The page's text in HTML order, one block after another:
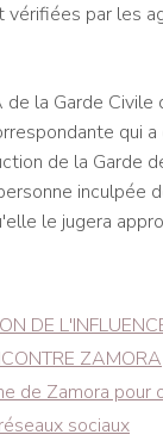
vérifiées par les
de la Garde Civile
qui
de la Garde
inculpée
le jugera
DE
ZAMORA
de Zamora pour
sociaux